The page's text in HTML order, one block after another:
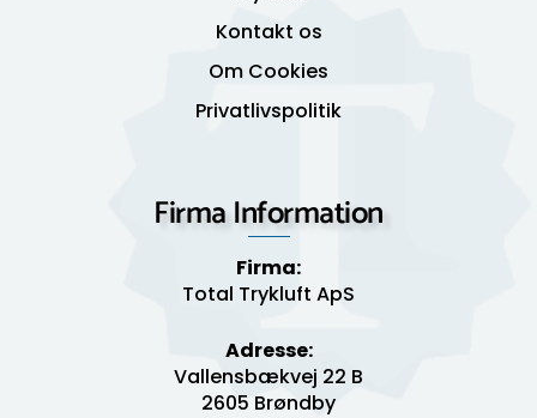
Kontakt os
Om Cookies
Privatlivspolitik
Firma Information
Firma:
Total Trykluft ApS
Adresse:
Vallensbækvej 22 B
2605 Brøndby